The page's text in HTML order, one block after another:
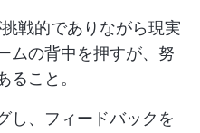
戦的でありながら現実
ムの背中を押すが、努
ること。
し、フィードバックを